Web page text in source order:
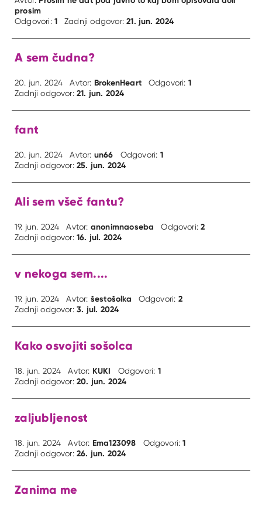
prosim
Odgovori: 1 Zadnji odgovor:21. jun. 2024
A sem čudna?
20. jun. 2024 Avtor: BrokenHeart Odgovori: 1
Zadnji odgovor:21. jun. 2024
fant
20. jun. 2024 Avtor: un66 Odgovori: 1
Zadnji odgovor:25. jun. 2024
Ali sem všeč fantu?
19. jun. 2024 Avtor: anonimnaoseba Odgovori:2
Zadnji odgovor:16. jul. 2024
v nekoga sem....
19. jun. 2024 Avtor: šestošolka Odgovori: 2
Zadnji odgovor:3. jul. 2024
Kako osvojiti sošolca
18. jun. 2024 Avtor: KUKI Odgovori: 1
Zadnji odgovor:20. jun. 2024
zaljubljenost
18. jun. 2024 Avtor: Ema123098 Odgovori:1
Zadnji odgovor:26. jun. 2024
Zanima me